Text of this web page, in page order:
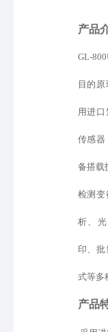
产品
GL-
目的
用进
传感
备搭载
检测
析、
印、
式等多
产品